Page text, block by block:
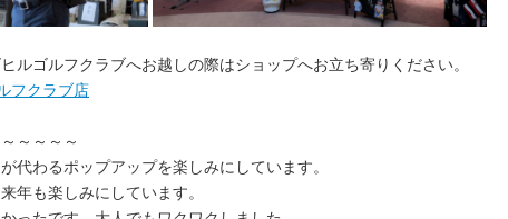
ルゴルフクラブへお越しの際はショップへお立ち寄りください。
フクラブ店
～～～～
代わるポップアップを楽しみにしています。
年も楽しみにしています。